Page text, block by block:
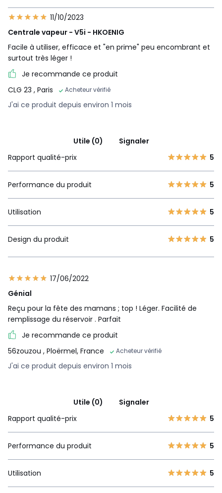
11/10/2023
Centrale vapeur - V5i - HKOENIG
Facile à utiliser, efficace et "en prime" peu encombrant et
surtout très léger !
Je recommande ce produit
CLG 23 , Paris Acheteur vérifié
J'ai ce produit depuis environ 1 mois
Utile (0)
Signaler
Rapport qualité-prix
5
Performance du produit 5
Utilisation 5
Design du produit 5
17/06/2022
Génial
Reçu pour la fête des mamans ; top ! Léger. Facilité de
remplissage du réservoir . Parfait
Je recommande ce produit
56zouzou , Ploërmel, France Acheteur vérifié
J'ai ce produit depuis environ 1 mois
Utile (0)
Signaler
Rapport qualité-prix
5
Performance du produit 5
Utilisation 5